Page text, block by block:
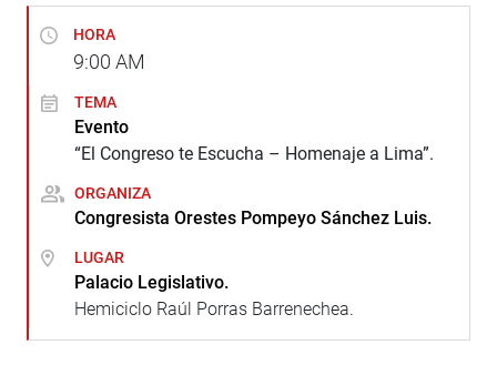
HORA
9:00 AM
TEMA
Evento
“El Congreso te Escucha – Homenaje a Lima”.
ORGANIZA
Congresista Orestes Pompeyo Sánchez Luis.
LUGAR
Palacio Legislativo.
Hemiciclo Raúl Porras Barrenechea.